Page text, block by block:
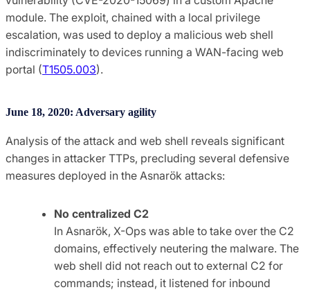
module. The exploit, chained with a local privilege
escalation, was used to deploy a malicious web shell
indiscriminately to devices running a WAN-facing web
portal (T1505.003).
June 18, 2020: Adversary agility
Analysis of the attack and web shell reveals significant
changes in attacker TTPs, precluding several defensive
measures deployed in the Asnarök attacks:
No centralized C2
In Asnarök, X-Ops was able to take over the C2
domains, effectively neutering the malware. The
web shell did not reach out to external C2 for
commands; instead, it listened for inbound